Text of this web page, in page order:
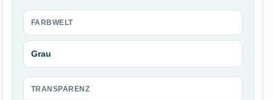
FARBWELT
Grau
TRANSPARENZ